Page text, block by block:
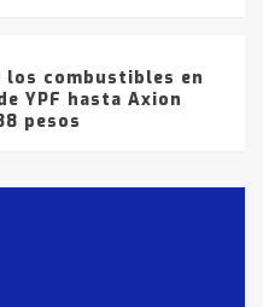
los combustibles en
YPF hasta Axion
pesos